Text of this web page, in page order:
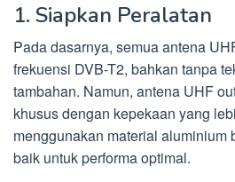
1. Siapkan Peralatan
Pada dasarnya, semua antena
frekuensi DVB-T2, bahkan tanpa
tambahan. Namun, antena UHF
khusus dengan kepekaan yang
menggunakan material aluminium
baik untuk performa optimal.